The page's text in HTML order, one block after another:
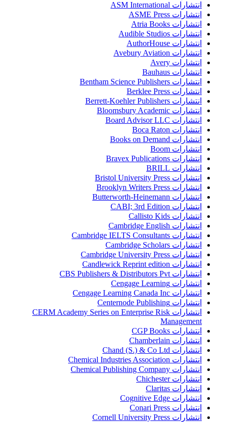
انتشارات ASM International
انتشارات ASME Press
انتشارات Atria Books
انتشارات Audible Studios
انتشارات AuthorHouse
انتشارات Avebury Aviation
انتشارات Avery
انتشارات Bauhaus
انتشارات Bentham Science Publishers
انتشارات Berklee Press
انتشارات Berrett-Koehler Publishers
انتشارات Bloomsbury Academic
انتشارات Board Advisor LLC
انتشارات Boca Raton
انتشارات Books on Demand
انتشارات Boom
انتشارات Bravex Publications
انتشارات BRILL
انتشارات Bristol University Press
انتشارات Brooklyn Writers Press
انتشارات Butterworth-Heinemann
انتشارات CABI; 3rd Edition
انتشارات Callisto Kids
انتشارات Cambridge English
انتشارات Cambridge IELTS Consultants
انتشارات Cambridge Scholars
انتشارات Cambridge University Press
انتشارات Candlewick Reprint edition
انتشارات CBS Publishers & Distributors Pvt
انتشارات Cengage Learning
انتشارات Cengage Learning Canada Inc
انتشارات Centernode Publishing
انتشارات CERM Academy Series on Enterprise Risk
Management
انتشارات CGP Books
انتشارات Chamberlain
انتشارات Chand (S.) & Co Ltd
انتشارات Chemical Industries Association
انتشارات Chemical Publishing Company
انتشارات Chichester
انتشارات Claritas
انتشارات Cognitive Edge
انتشارات Conari Press
انتشارات Cornell University Press